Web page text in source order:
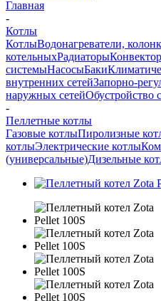
Главная
-
Котлы
КотлыВодонагреватели,
котельныхРадиаторы
системыНасосыБаки
внутренних сетейЗапорно-
наружных сетейОбустройство
-
Пеллетные котлы
Газовые котлыПиролизные
котлыЭлектрические котлы
(универсальные)Дизельные